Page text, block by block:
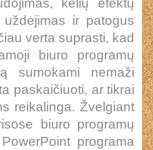
kelių efektų
uždėjimas ir patogus
verta suprasti, kad
biuro programų
sumokami nemaži
paskaičiuoti, ar tikrai
reikalinga. Žvelgiant
biuro programų
programa